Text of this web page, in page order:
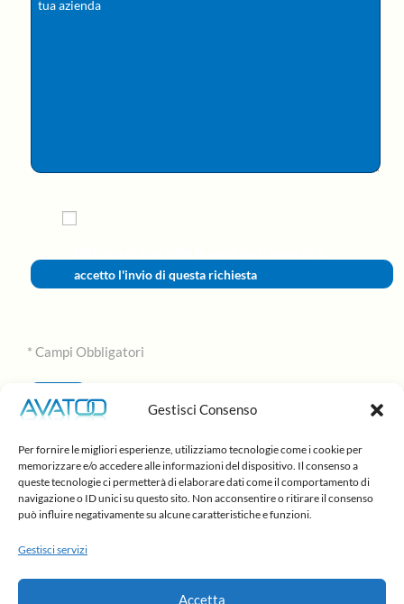
Gestisci Consenso
Per fornire le migliori esperienze, utilizziamo tecnologie come i cookie per
memorizzare e/o accedere alle informazioni del dispositivo. Il consenso a
queste tecnologie ci permetterà di elaborare dati come il comportamento di
navigazione o ID unici su questo sito. Non acconsentire o ritirare il consenso
può influire negativamente su alcune caratteristiche e funzioni.
Gestisci servizi
Accetta
accetto l'invio di questa richiesta
* Campi Obbligatori
06.98.44.120